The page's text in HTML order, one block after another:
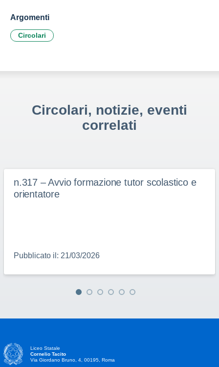
Argomenti
Circolari
Circolari, notizie, eventi
correlati
n.317 – Avvio formazione tutor scolastico e
orientatore
Pubblicato il: 21/03/2026
Liceo Statale
Cornelio Tacito
Via Giordano Bruno, 4, 00195, Roma